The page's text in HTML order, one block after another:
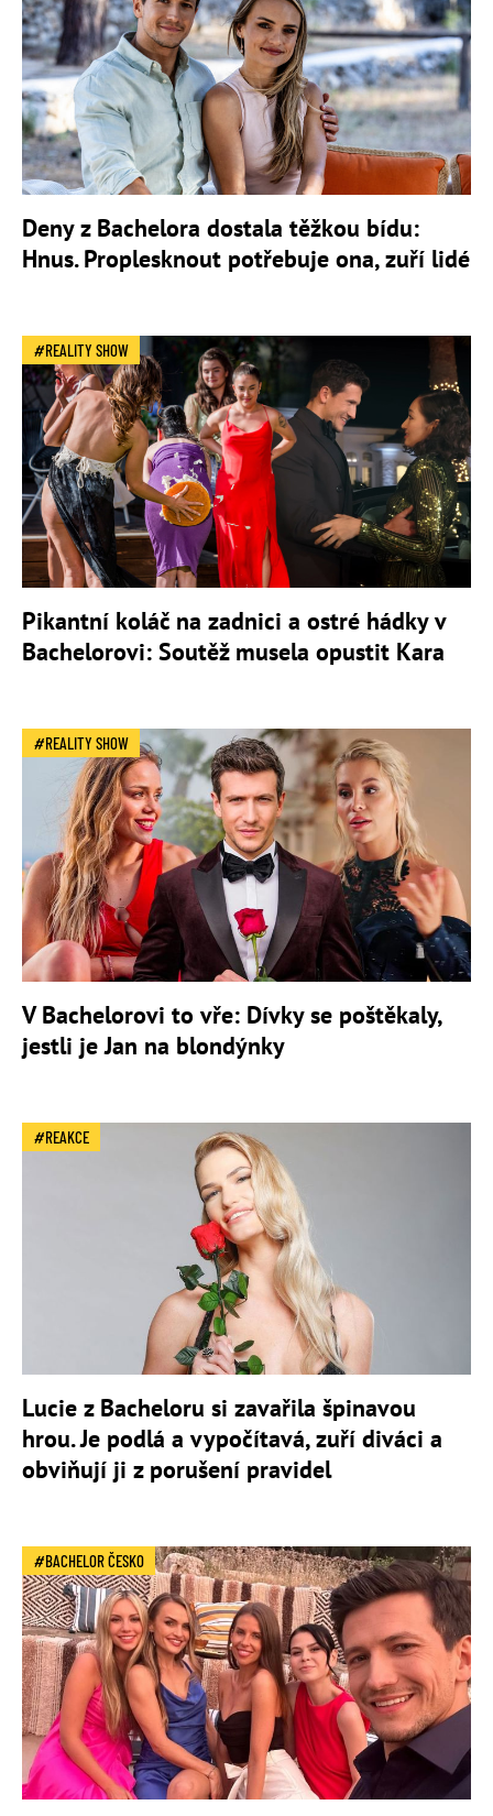
Deny z Bachelora dostala těžkou bídu:
Hnus. Proplesknout potřebuje ona, zuří lidé
REALITY SHOW
Pikantní koláč na zadnici a ostré hádky v
Bachelorovi: Soutěž musela opustit Kara
REALITY SHOW
V Bachelorovi to vře: Dívky se poštěkaly,
jestli je Jan na blondýnky
REAKCE
Lucie z Bacheloru si zavařila špinavou
hrou. Je podlá a vypočítavá, zuří diváci a
obviňují ji z porušení pravidel
BACHELOR ČESKO